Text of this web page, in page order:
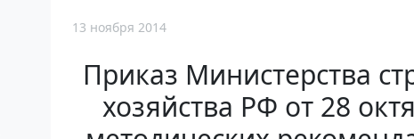
13 ноября 2014
Приказ Министерства
хозяйства РФ от 28